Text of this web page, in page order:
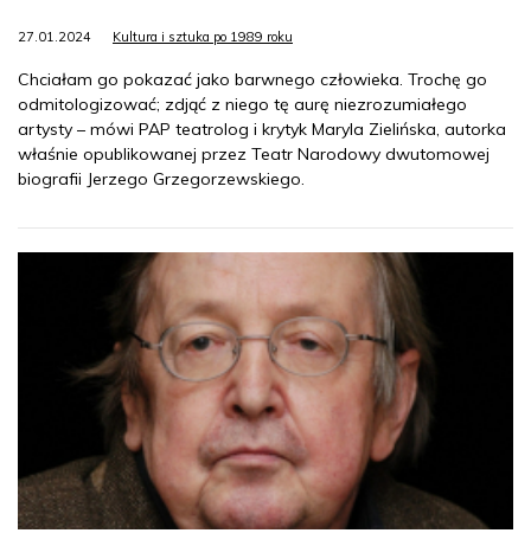
27.01.2024 Kultura i sztuka po 1989 roku
Chciałam go pokazać jako barwnego człowieka. Trochę go
odmitologizować; zdjąć z niego tę aurę niezrozumiałego
artysty – mówi PAP teatrolog i krytyk Maryla Zielińska, autorka
właśnie opublikowanej przez Teatr Narodowy dwutomowej
biografii Jerzego Grzegorzewskiego.